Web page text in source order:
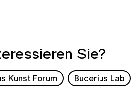
Sie?
Kunst Forum Bucerius Lab